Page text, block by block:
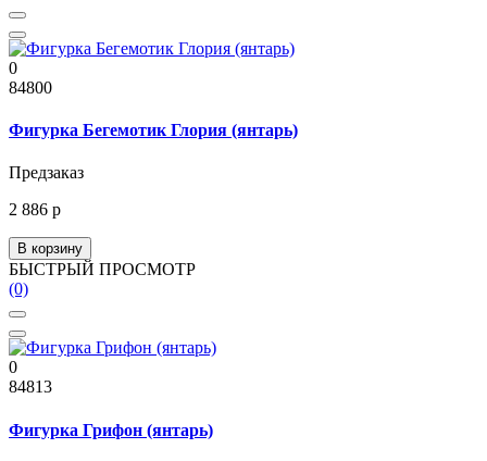
0
84800
Фигурка Бегемотик Глория (янтарь)
Предзаказ
2 886 р
В корзину
БЫСТРЫЙ ПРОСМОТР
(0)
0
84813
Фигурка Грифон (янтарь)